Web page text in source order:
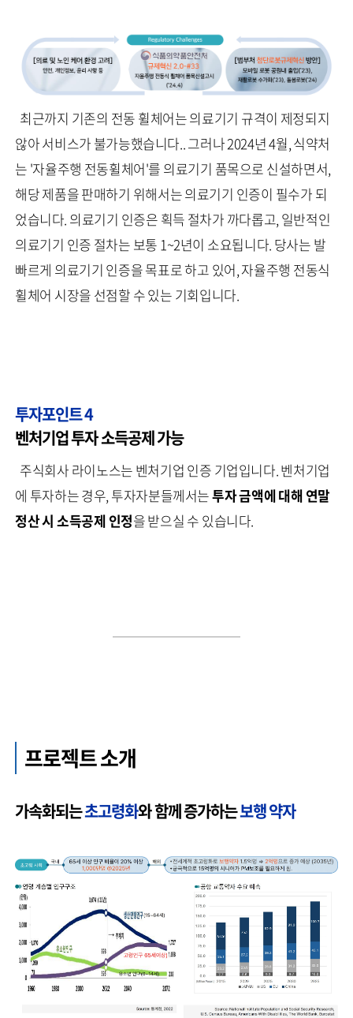
최근까지 기존의 전동 휠체어는 의료기기 규격이 제정되지
않아 서비스가 불가능했습니다.. 그러나 2024년 4월, 식약처
는 '자율주행 전동휠체어'를 의료기기 품목으로 신설하면서,
해당 제품을 판매하기 위해서는 의료기기 인증이 필수가 되
었습니다. 의료기기 인증은 획득 절차가 까다롭고, 일반적인
의료기기 인증 절차는 보통 1~2년이 소요됩니다. 당사는 발
빠르게 의료기기 인증을 목표로 하고 있어, 자율주행 전동식
휠체어 시장을 선점할 수 있는 기회입니다.
투자포인트 4
벤처기업 투자 소득공제 가능
주식회사 라이노스는 벤처기업 인증 기업입니다. 벤처기업
에 투자하는 경우, 투자자분들께서는투자 금액에 대해 연말
정산 시 소득공제 인정을 받으실 수 있습니다.
프로젝트 소개
가속화되는초고령화와 함께 증가하는보행 약자